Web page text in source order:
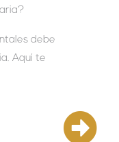
debe
Aquí te